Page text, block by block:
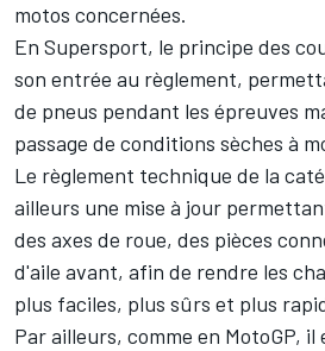
motos concernées.
En Supersport, le principe des
son entrée au règlement,
de pneus pendant les épreuves
passage de conditions sèches à
Le règlement technique de la
ailleurs une mise à jour
des axes de roue, des pièces
d'aile avant, afin de rendre les
plus faciles, plus sûrs et plus
Par ailleurs, comme en MotoGP, il